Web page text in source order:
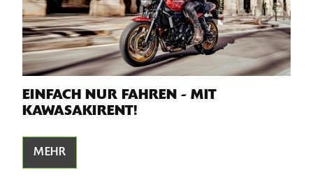
EINFACH NUR FAHREN - MIT
KAWASAKIRENT!
MEHR